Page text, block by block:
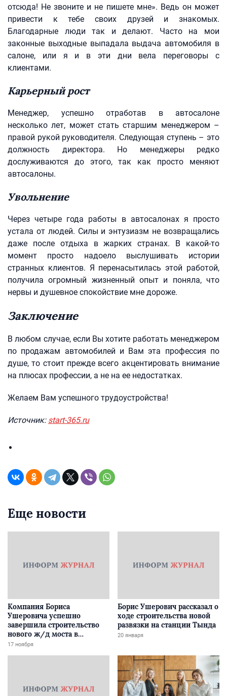
отсюда! Не звоните и не пишете мне». Ведь он может
привести к тебе своих друзей и знакомых.
Благодарные люди так и делают. Часто на мои
законные выходные выпадала выдача автомобиля в
салоне, или я и в эти дни вела переговоры с
клиентами.
Карьерный рост
Менеджер, успешно отработав в автосалоне
несколько лет, может стать старшим менеджером –
правой рукой руководителя. Следующая ступень – это
должность директора. Но менеджеры редко
дослуживаются до этого, так как просто меняют
автосалоны.
Увольнение
Через четыре года работы в автосалонах я просто
устала от людей. Силы и энтузиазм не возвращались
даже после отдыха в жарких странах. В какой-то
момент просто надоело выслушивать истории
странных клиентов. Я перенасытилась этой работой,
получила огромный жизненный опыт и поняла, что
нервы и душевное спокойствие мне дороже.
Заключение
В любом случае, если Вы хотите работать менеджером
по продажам автомобилей и Вам эта профессия по
душе, то стоит прежде всего акцентировать внимание
на плюсах профессии, а не на ее недостатках.
Желаем Вам успешного трудоустройства!
Источник: start-365.ru
Еще новости
Компания Бориса
Ушеровича успешно
завершила строительство
нового ж/д моста в
Забайкалье
17 ноября
Борис Ушерович рассказал о
ходе строительства новой
развязки на станции Тында
20 января